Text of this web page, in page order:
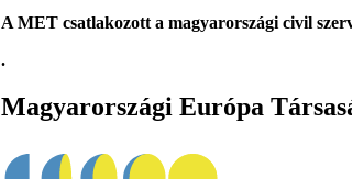
A MET csatlakozott a magyarországi civil
.
Magyarországi Európa